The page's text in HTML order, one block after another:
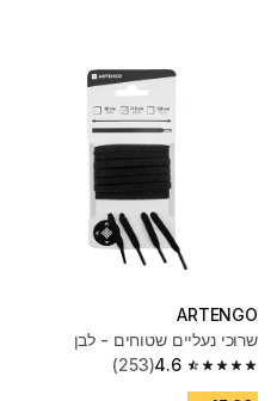
ARTENGO
שרוכי נעליים שטוחים - לבן
4.6
4.6 out of 5 stars from 253 reviews
(253)